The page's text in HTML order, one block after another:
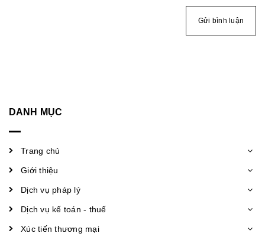
Gửi bình luận
DANH MỤC
Trang chủ
Giới thiệu
Dịch vụ pháp lý
Dịch vụ kế toán - thuế
Xúc tiến thương mại